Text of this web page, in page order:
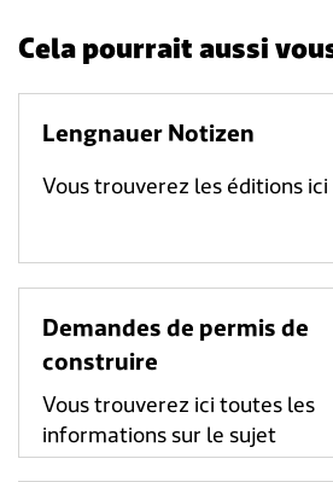
Cela pourrait aussi
Lengnauer Notizen
Vous trouverez les éditions ici
Demandes de permis de
construire
Vous trouverez ici toutes les
informations sur le sujet